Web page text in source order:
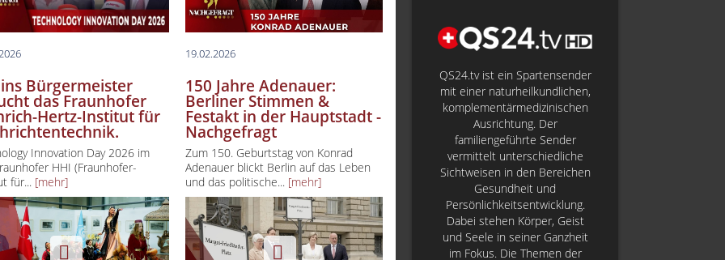
Des Tages
Bürgermeister
das Fraunhofer
Hertz-Institut für
Innovation Day 2026 im
HHI (Fraunhofer-
für... [mehr]
19.02.2026
150 Jahre Adenauer:
Berliner Stimmen &
Festakt in der Hauptstadt -
Nachgefragt
Zum 150. Geburtstag von Konrad
Adenauer blickt Berlin auf das Leben
und das politische... [mehr]
QS24.tv ist ein Spartensender
mit einer naturheilkundlichen,
komplementärmedizinischen
Ausrichtung. Der
familiengeführte Sender
vermittelt unterschiedliche
Sichtweisen in den Bereichen
Gesundheit und
Persönlichkeitsentwicklung.
Dabei stehen Körper, Geist
und Seele in seiner Ganzheit
im Fokus. Die Themen der